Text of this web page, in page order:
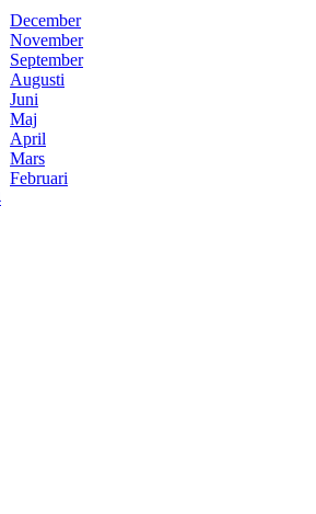
December
November
September
Augusti
Juni
Maj
April
Mars
Februari